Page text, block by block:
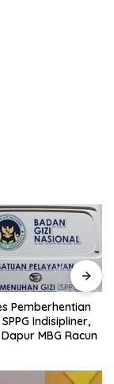
Kapolresta Banda
Diperiksa di Mabes
Kapolda Tunjuk